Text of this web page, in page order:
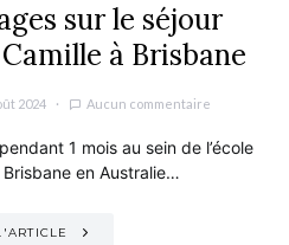
sur le séjour
à Brisbane
2024 Aucun commentaire
1 mois au sein de l’école
Brisbane en Australie…